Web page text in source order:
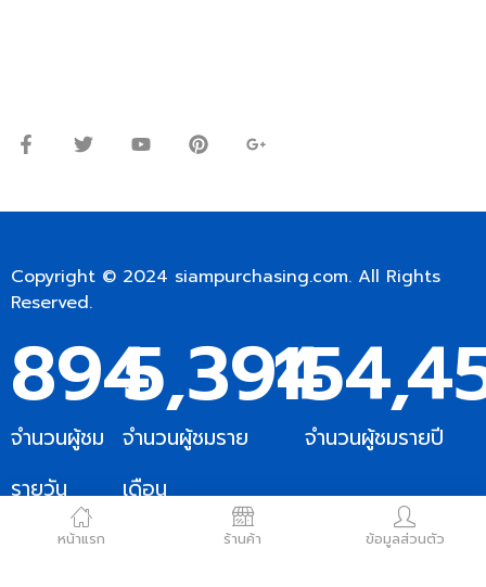
หน้าแรก ร้านค้า ข้อมูลส่วนตัว
Copyright © 2024 siampurchasing.com. All Rights
Reserved.
จำนวนผู้ชม
รายวัน
894
จำนวนผู้ชมราย
เดือน
5,394
จำนวนผู้ชมรายปี